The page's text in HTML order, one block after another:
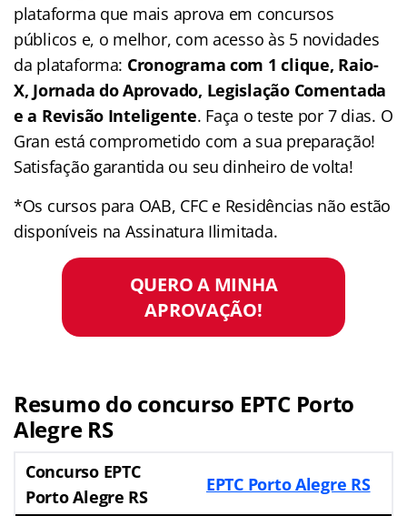
plataforma que mais aprova em concursos
públicos e, o melhor, com acesso às 5 novidades
da plataforma: Cronograma com 1 clique, Raio-
X, Jornada do Aprovado, Legislação Comentada
e a Revisão Inteligente. Faça o teste por 7 dias. O
Gran está comprometido com a sua preparação!
Satisfação garantida ou seu dinheiro de volta!
*Os cursos para OAB, CFC e Residências não estão
disponíveis na Assinatura Ilimitada.
QUERO A MINHA
APROVAÇÃO!
Resumo do concurso EPTC Porto
Alegre RS
Concurso EPTC
Porto Alegre RS
EPTC Porto Alegre RS